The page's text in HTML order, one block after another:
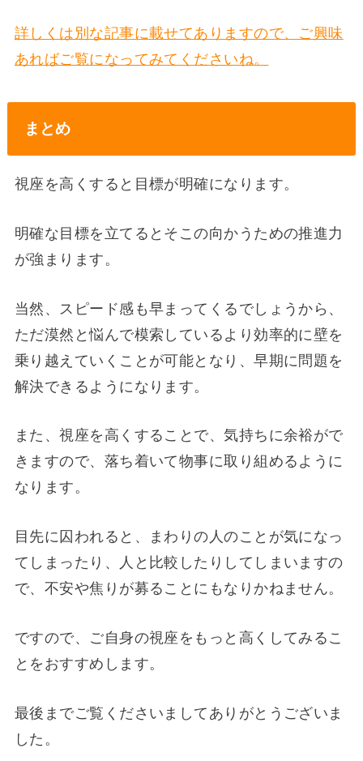
詳しくは別な記事に載せてありますので、ご興味
あればご覧になってみてくださいね。
まとめ
視座を高くすると目標が明確になります。
明確な目標を立てるとそこの向かうための推進力
が強まります。
当然、スピード感も早まってくるでしょうから、
ただ漠然と悩んで模索しているより効率的に壁を
乗り越えていくことが可能となり、早期に問題を
解決できるようになります。
また、視座を高くすることで、気持ちに余裕がで
きますので、落ち着いて物事に取り組めるように
なります。
目先に囚われると、まわりの人のことが気になっ
てしまったり、人と比較したりしてしまいますの
で、不安や焦りが募ることにもなりかねません。
ですので、ご自身の視座をもっと高くしてみるこ
とをおすすめします。
最後までご覧くださいましてありがとうございま
した。